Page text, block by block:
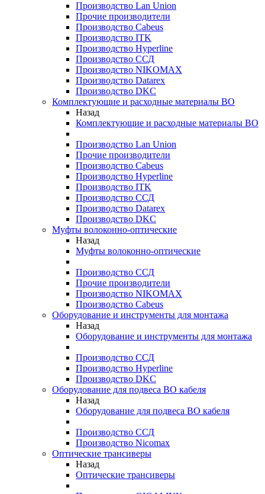
Производство Lan Union
Прочие производители
Производство Cabeus
Производство ITK
Производство Hyperline
Производство ССД
Производство NIKOMAX
Производство Datarex
Производство DKC
Комплектующие и расходные материалы ВО
Назад
Комплектующие и расходные материалы ВО
Производство Lan Union
Прочие производители
Производство Cabeus
Производство Hyperline
Производство ITK
Производство ССД
Производство Datarex
Производство DKC
Муфты волоконно-оптические
Назад
Муфты волоконно-оптические
Производство ССД
Прочие производители
Производство NIKOMAX
Производство Cabeus
Оборудование и инструменты для монтажа
Назад
Оборудование и инструменты для монтажа
Производство ССД
Производство Hyperline
Производство DKC
Оборудование для подвеса ВО кабеля
Назад
Оборудование для подвеса ВО кабеля
Производство ССД
Производство Nicomax
Оптические трансиверы
Назад
Оптические трансиверы